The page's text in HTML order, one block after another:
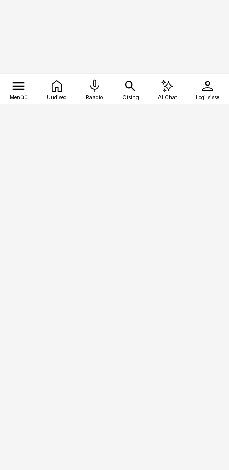
Menüü Uudised Raadio Otsing AI Chat Logi sisse